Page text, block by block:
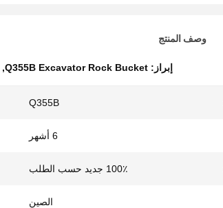
وصف المنتج
إبراز: Q355B Excavator Rock Bucket
,
Q355B
6 أشهر
100٪ جديد حسب الطلب
الصين